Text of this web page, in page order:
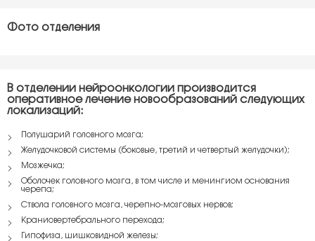
Фото отделения
В отделении нейроонкологии производится
оперативное лечение новообразований следующих
локализаций:
Полушарий головного мозга;
Желудочковой системы (боковые, третий и четвертый желудочки);
Мозжечка;
Оболочек головного мозга, в том числе и менингиом основания
черепа;
Ствола головного мозга, черепно-мозговых нервов;
Краниовертебрального перехода;
Гипофиза, шишковидной железы;